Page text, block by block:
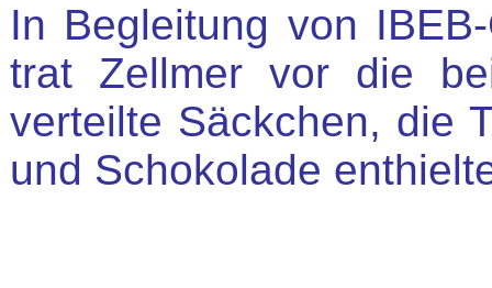
In Begleitung von
trat Zellmer vor die
verteilte Säckchen, die
und Schokolade